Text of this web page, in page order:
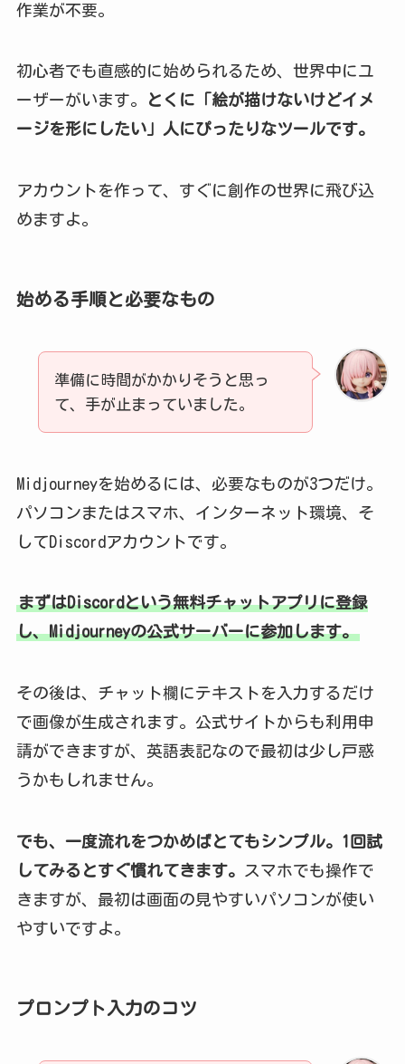
作業が不要。
初心者でも直感的に始められるため、世界中にユ
ーザーがいます。
とくに「絵が描けないけどイメ
ージを形にしたい」人にぴったりなツールです。
アカウントを作って、すぐに創作の世界に飛び込
めますよ。
始める手順と必要なもの
準備に時間がかかりそうと思っ
て、手が止まっていました。
Midjourneyを始めるには、必要なものが3つだけ。
パソコンまたはスマホ、インターネット環境、そ
してDiscordアカウントです。
まずはDiscordという無料チャットアプリに登録
し、Midjourneyの公式サーバーに参加します。
その後は、チャット欄にテキストを入力するだけ
で画像が生成されます。公式サイトからも利用申
請ができますが、英語表記なので最初は少し戸惑
うかもしれません。
でも、一度流れをつかめばとてもシンプル。1回試
してみるとすぐ慣れてきます。
スマホでも操作で
きますが、最初は画面の見やすいパソコンが使い
やすいですよ。
プロンプト入力のコツ